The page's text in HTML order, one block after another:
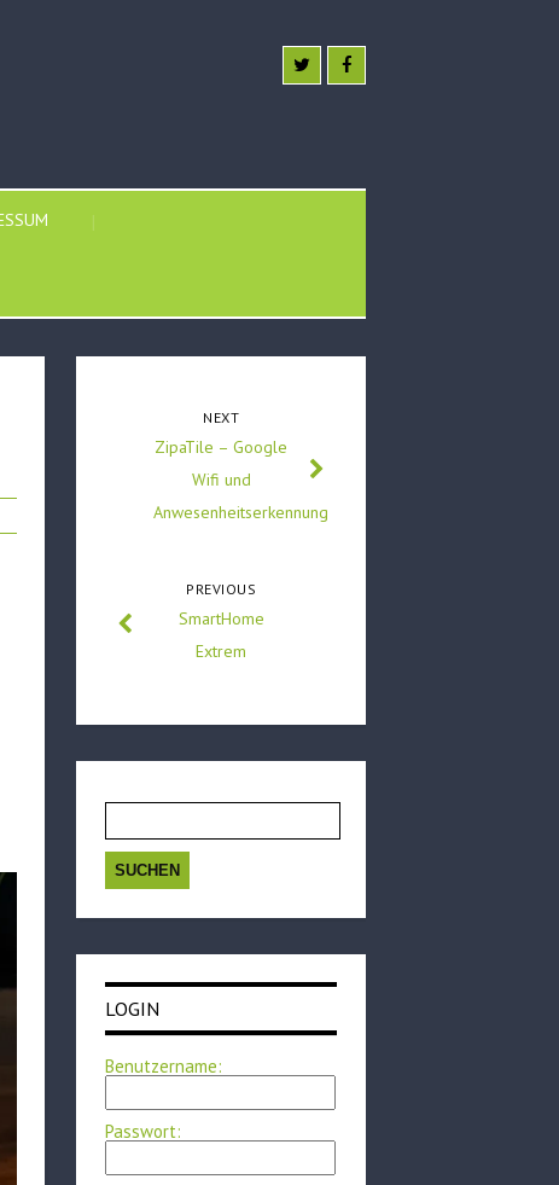
NEXT
ZipaTile – Google
Wifi und
Anwesenheitserkennung
PREVIOUS
SmartHome
Extrem
nach:
LOGIN
Benutzername:
Passwort: